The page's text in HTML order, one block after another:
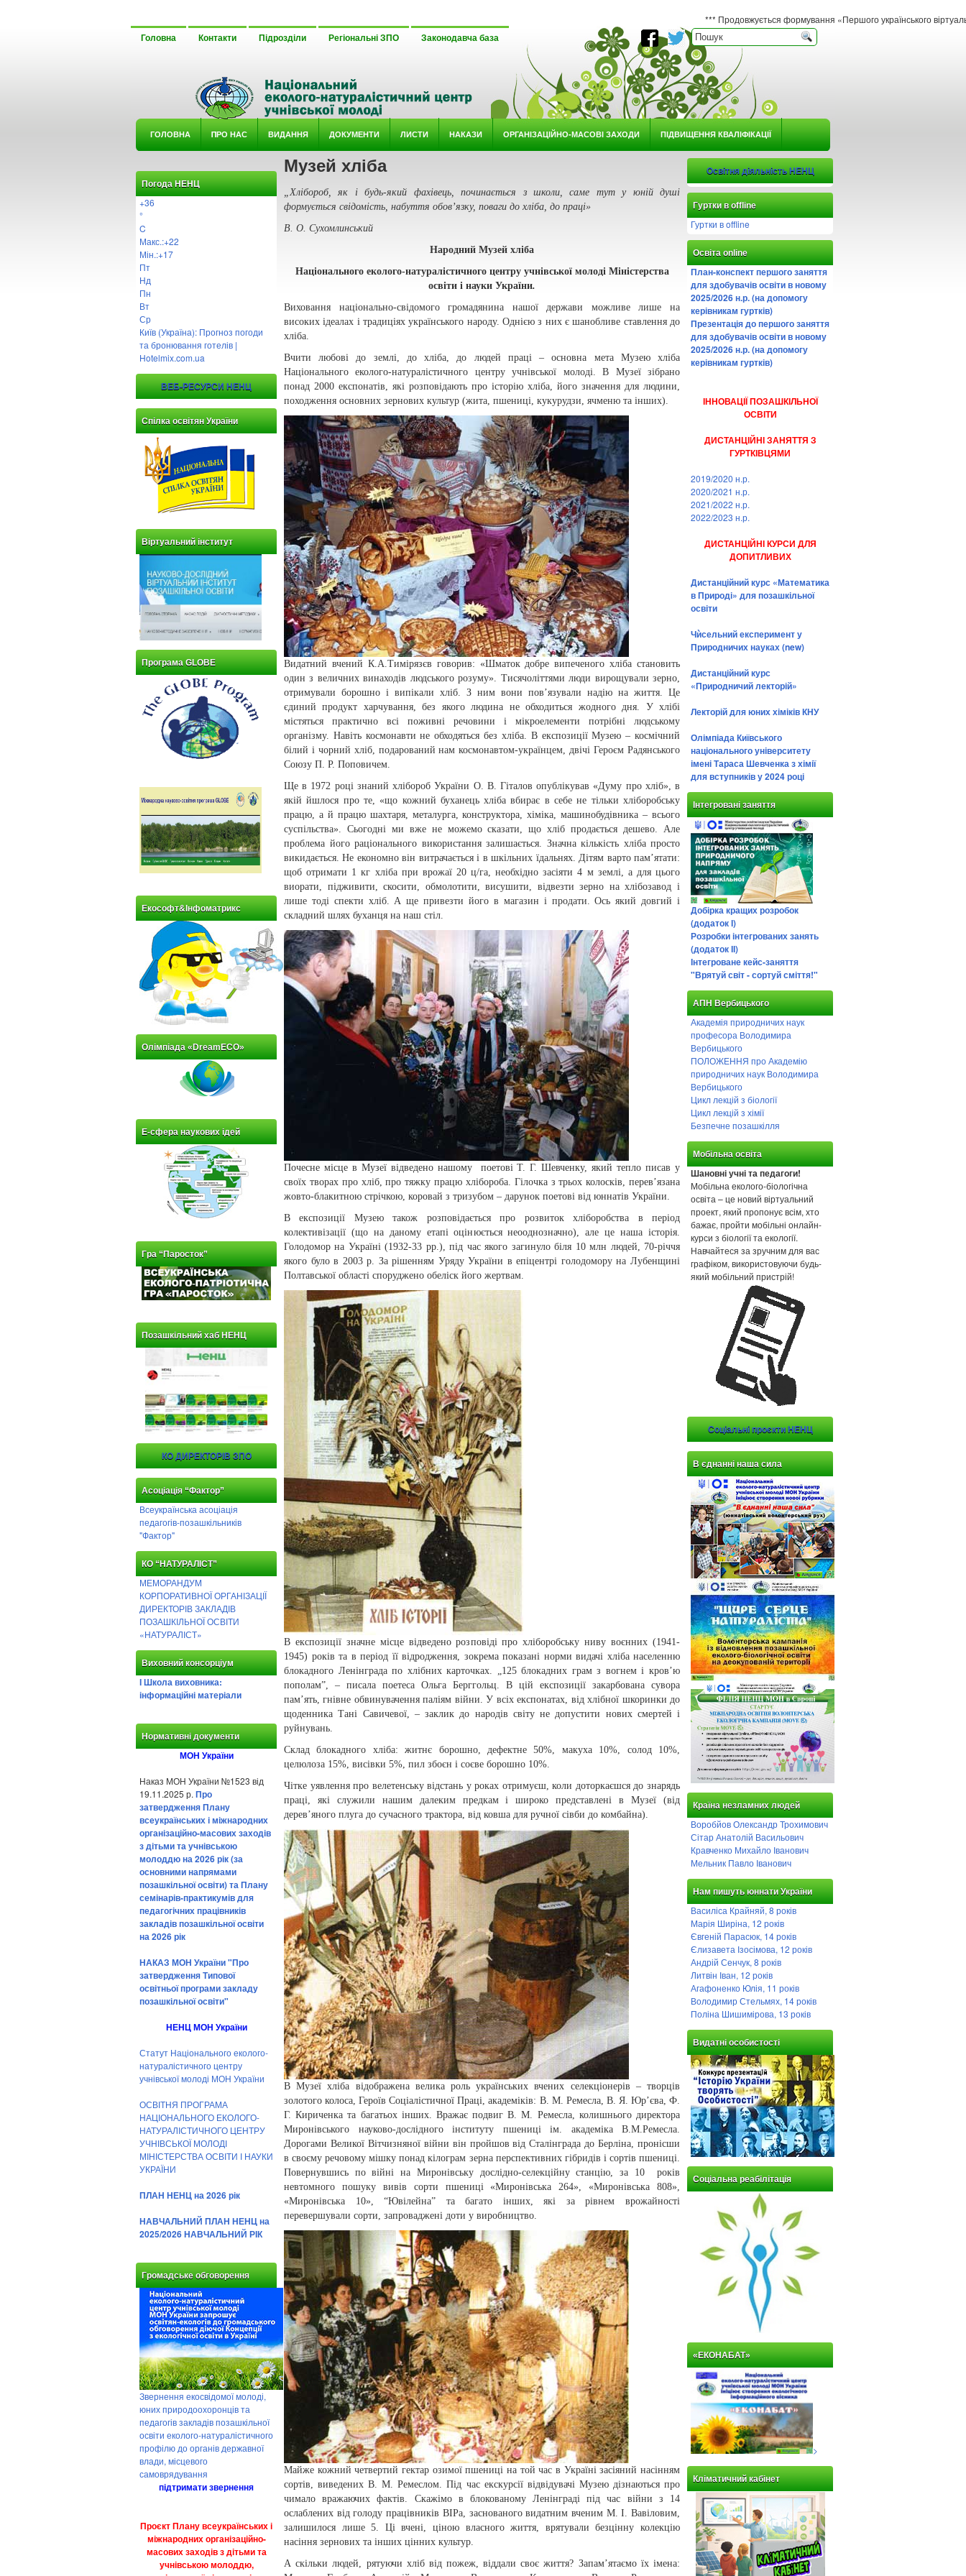
*** Продовжується формування «Першого українського віртуального
Головна Контакти Підрозділи Регіональні ЗПО Законодавча база
ГОЛОВНА ΠРО НАС ВИДАННЯ ДОКУМЕНТИ ЛИСТИ НАКАЗИ ОРГАНІЗАЦІЙНО-МАСОВІ ЗАХОДИ ПІДВИЩЕННЯ КВАЛІФІКАЦІЇ
Погода НЕНЦ
+36
°
C
Макс.:+22
Мін.:+17
Пт
Нд
Пн
Вт
Ср
Київ (Україна): Прогноз погоди
та бронювання готелів |
Hotelmix.com.ua
ВЕБ-РЕСУРСИ НЕНЦ
Спілка освітян України
Віртуальний інститут
Програма GLOBE
Екософт&Інфоматрикс
Олімпіада «DreamECO»
Е-сфера наукових ідей
Гра “Паросток”
Позашкільний хаб НЕНЦ
КО ДИРЕКТОРІВ ЗПО
Асоціація “Фактор”
Всеукраїнська асоціація
педагогів-позашкільників
"Фактор"
КО “НАТУРАЛІСТ”
МЕМОРАНДУМ
КОРПОРАТИВНОЇ ОРГАНІЗАЦІЇ
ДИРЕКТОРІВ ЗАКЛАДІВ
ПОЗАШКІЛЬНОЇ ОСВІТИ
«НАТУРАЛІСТ»
Виховний консорціум
І Школа виховника:
інформаційні матеріали
Нормативні документи
МОН України
Наказ МОН України №1523 від
19.11.2025 р. Про
затвердження Плану
всеукраїнських і міжнародних
організаційно-масових заходів
з дітьми та учнівською
молоддю на 2026 рік (за
основними напрямами
позашкільної освіти) та Плану
семінарів-практикумів для
педагогічних працівників
закладів позашкільної освіти
на 2026 рік
НАКАЗ МОН України "Про
затвердження Типової
освітньої програми закладу
позашкільної освіти"
НЕНЦ МОН України
Статут Національного еколого-
натуралістичного центру
учнівської молоді МОН України
ОСВІТНЯ ПРОГРАМА
НАЦІОНАЛЬНОГО ЕКОЛОГО-
НАТУРАЛІСТИЧНОГО ЦЕНТРУ
УЧНІВСЬКОЇ МОЛОДІ
МІНІСТЕРСТВА ОСВІТИ І НАУКИ
УКРАЇНИ
ПЛАН НЕНЦ на 2026 рік
НАВЧАЛЬНИЙ ПЛАН НЕНЦ на
2025/2026 НАВЧАЛЬНИЙ РІК
Громадське обговорення
Звернення екосвідомої молоді,
юних природоохоронців та
педагогів закладів позашкільної
освіти еколого-натуралістичного
профілю до органів державної
влади, місцевого
самоврядування
підтримати звернення
Проєкт Плану всеукраїнських і
міжнародних організаційно-
масових заходів з дітьми та
учнівською молоддю,
Музей хліба
„Хлібороб, як і будь-який фахівець, починається з школи, саме тут у юній душі
формується свідомість, набуття обов’язку, поваги до хліба, до праці»
В. О. Сухомлинський
Народний Музей хліба
Національного еколого-натуралістичного центру учнівської молоді Міністерства
освіти і науки України.
Виховання національно-свідомого громадянина нашої держави можливе лише на
високих ідеалах і традиціях українського народу. Однією з них є шанобливе ставлення до
хліба.
Вчити любові до землі, до хліба, до людей праці – основна мета Музею хліба
Національного еколого-натуралістичного центру учнівської молоді. В Музеї зібрано
понад 2000 експонатів, які розповідають про історію хліба, його значення для людини,
походження основних зернових культур (жита, пшениці, кукурудзи, ячменю та інших).
Видатний вчений К.А.Тимірязєв говорив: «Шматок добре випеченого хліба становить
один з величних винаходів людського розуму». Тисячоліттями люди вирощували зерно,
отримували борошно і випікали хліб. З ним вони пов’язували надію на життя. Це
єдиний продукт харчування, без якого людина не обходиться жодного дня. У хлібі
містяться практично всі поживні речовини і мікроелементи потрібні людському
організму. Навіть космонавти не обходяться без хліба. В експозиції Музею – космічний
білий і чорний хліб, подарований нам космонавтом-українцем, двічі Героєм Радянського
Союзу П. Р. Поповичем.
Ще в 1972 році знаний хлібороб України О. В. Гіталов опублікував «Думу про хліб», в
якій йшлося про те, «що кожний буханець хліба вбирає в себе не тільки хліборобську
працю, а й працю шахтаря, металурга, конструктора, хіміка, машинобудівника – всього
суспільства». Сьогодні ми вже не можемо сказати, що хліб продається дешево. Але
проблема його раціонального використання залишається. Значна кількість хліба просто
викидається. Не економно він витрачається і в шкільних їдальнях. Дітям варто пам’ятати:
щоб отримати 1 кг хліба при врожаї 20 ц/га, необхідно засіяти 4 м землі, а для цього
виорати, підживити, скосити, обмолотити, висушити, відвезти зерно на хлібозавод і
лише тоді спекти хліб. А ще привезти його в магазин і продати. Ось який довгий і
складний шлях буханця на наш стіл.
Почесне місце в Музеї відведено нашому поетові Т. Г. Шевченку, який тепло писав у
своїх творах про хліб, про тяжку працю хлібороба. Гілочка з трьох колосків, перев’язана
жовто-блакитною стрічкою, коровай з тризубом – дарунок поетові від юннатів України.
В експозиції Музею також розповідається про розвиток хліборобства в період
колективізації (що на даному етапі оцінюється неооднозначно), але це наша історія.
Голодомор на Україні (1932-33 рр.), під час якого загинуло біля 10 млн людей, 70-річчя
якого було в 2003 р. За рішенням Уряду України в епіцентрі голодомору на Лубенщині
Полтавської області споруджено обеліск його жертвам.
В експозиції значне місце відведено розповіді про хліборобську ниву воєнних (1941-
1945) років та в період її відродження, зокрема показані норми видачі хліба населенню
блокадного Ленінграда по хлібних карточках. „125 блокадних грам з вогнем і кров’ю
пополам”, – писала поетеса Ольга Берггольц. В цій експозиції закарбована сувора
пам’ять, гнівне обвинувачення паліям війни. У всіх експонатах, від хлібної шкоринки до
щоденника Тані Савичевої, – заклик до народів світу не допустити нових смертей і
руйнувань.
Склад блокадного хліба: житнє борошно, дефектне 50%, макуха 10%, солод 10%,
целюлоза 15%, висівки 5%, пил збоєн і соєве борошно 10%.
Чітке уявлення про велетенську відстань у роках отримуєш, коли доторкаєшся до знарядь
праці, які служили нашим далеким предкам і широко представлені в Музеї (від
дерев’яного плуга до сучасного трактора, від ковша для ручної сівби до комбайна).
В Музеї хліба відображена велика роль українських вчених селекціонерів – творців
золотого колоса, Героїв Соціалістичної Праці, академіків: В. М. Ремесла, В. Я. Юр’єва, Ф.
Г. Кириченка та багатьох інших. Вражає подвиг В. М. Ремесла, колишнього директора
Миронівського науково-дослідного інституту пшениці ім. академіка В.М.Ремесла.
Дорогами Великої Вітчизняної війни він пройшов від Сталінграда до Берліна, пронісши
в своєму речовому мішку понад кілограм зерна перспективних гібридів і сортів пшениці.
Повернувшись по війні на Миронівську дослідно-селекційну станцію, за 10 років
невтомного пошуку вивів сорти пшениці «Миронівська 264», «Миронівська 808»,
«Миронівська 10», “Ювілейна” та багато інших, які за рівнем врожайності
перевершували сорти, запроваджені доти у виробництво.
Майже кожний четвертий гектар озимої пшениці на той час в Україні засіяний насінням
сортів, виведених В. М. Ремеслом. Під час екскурсії відвідувачі Музею дізнаються про
чимало вражаючих фактів. Скажімо в блокованому Ленінграді під час війни з 14
ослаблених від голоду працівників ВІРа, заснованого видатним вченим М. І. Вавіловим,
залишилося лише 5. Ці вчені, ціною власного життя, врятували безцінну колекцію
насіння зернових та інших цінних культур.
А скільки людей, рятуючи хліб від пожеж, віддали своє життя? Запам’ятаємо їх імена:
Освітня діяльність НЕНЦ
Гуртки в offline
Гуртки в offline
Освіта online
План-конспект першого заняття
для здобувачів освіти в новому
2025/2026 н.р. (на допомогу
керівникам гуртків)
Презентація до першого заняття
для здобувачів освіти в новому
2025/2026 н.р. (на допомогу
керівникам гуртків)
ІННОВАЦІЇ ПОЗАШКІЛЬНОЇ
ОСВІТИ
ДИСТАНЦІЙНІ ЗАНЯТТЯ З
ГУРТКІВЦЯМИ
2019/2020 н.р.
2020/2021 н.р.
2021/2022 н.р.
2022/2023 н.р.
ДИСТАНЦІЙНІ КУРСИ ДЛЯ
ДОПИТЛИВИХ
Дистанційний курс «Математика
в Природі» для позашкільної
освіти
Чѝсельний експеримент у
Природничих науках (new)
Дистанційний курс
«Природничий лекторій»
Лекторій для юних хіміків КНУ
Олімпіада Київського
національного університету
імені Тараса Шевченка з хімії
для вступників у 2024 році
Інтегровані заняття
Добірка кращих розробок
(додаток І)
Розробки інтегрованих занять
(додаток ІІ)
Інтегроване кейс-заняття
"Врятуй світ - сортуй сміття!"
АПН Вербицького
Академія природничих наук
професора Володимира
Вербицького
ПОЛОЖЕННЯ про Академію
природничих наук Володимира
Вербицького
Цикл лекцій з біології
Цикл лекцій з хімії
Безпечне позашкілля
Мобільна освіта
Шановні учні та педагоги!
Мобільна еколого-біологічна
освіта – це новий віртуальний
проект, який пропонує всім, хто
бажає, пройти мобільні онлайн-
курси з біології та екології.
Навчайтеся за зручним для вас
графіком, використовуючи будь-
який мобільний пристрій!
Соціальні проєкти НЕНЦ
В єднанні наша сила
Країна незламних людей
Воробйов Олександр Трохимович
Сітар Анатолій Васильович
Кравченко Михайло Іванович
Мельник Павло Іванович
Нам пишуть юннати України
Василіса Крайняй, 8 років
Марія Ширіна, 12 років
Євгеній Парасюк, 14 років
Єлизавета Ізосімова, 12 років
Андрій Сенчук, 8 років
Литвін Іван, 12 років
Агафоненко Юлія, 11 років
Володимир Стельмях, 14 років
Поліна Шишимірова, 13 років
Видатні особистості
Соціальна реабілітація
«ЕКОНАБАТ»
>
Кліматичний кабінет